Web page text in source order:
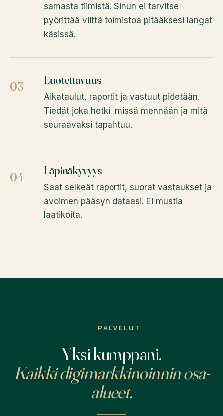
samasta tiimistä. Sinun ei tarvitse
pyörittää viittä toimistoa pitääksesi langat
käsissä.
03 Luotettavuus
Aikataulut, raportit ja vastuut pidetään.
Tiedät joka hetki, missä mennään ja mitä
seuraavaksi tapahtuu.
04 Läpinäkyvyys
Saat selkeät raportit, suorat vastaukset ja
avoimen pääsyn dataasi. Ei mustia
laatikoita.
PALVELUT
Yksi kumppani.
Kaikki digimarkkinoinnin osa-
alueet.